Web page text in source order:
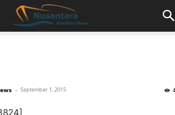
- September 1, 2015